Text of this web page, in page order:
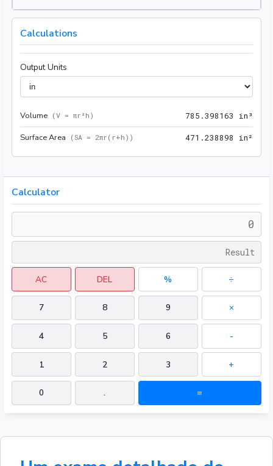
Calculations
Output Units
Volume (V = πr²h ) 785 .398163 in³
Surface Area ( SA = 2πr(r+h) ) 471 .238898 in²
Calculator
AC DEL % ÷
7 8 9 ×
4 5 6 -
1 2 3 +
0 . =